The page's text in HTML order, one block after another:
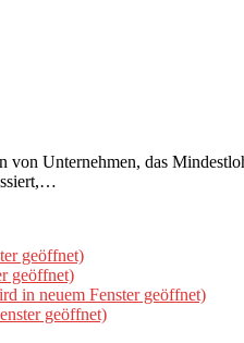
Unternehmen, das
geöffnet)
geöffnet)
in neuem Fenster geöffnet)
geöffnet)